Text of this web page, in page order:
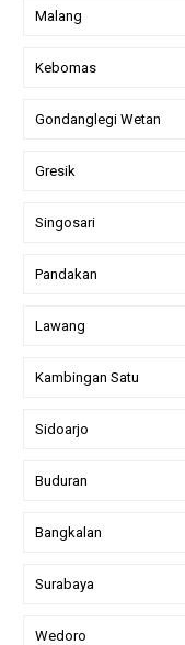
Malang
Kebomas
Gondanglegi Wetan
Gresik
Singosari
Pandakan
Lawang
Kambingan Satu
Sidoarjo
Buduran
Bangkalan
Surabaya
Wedoro